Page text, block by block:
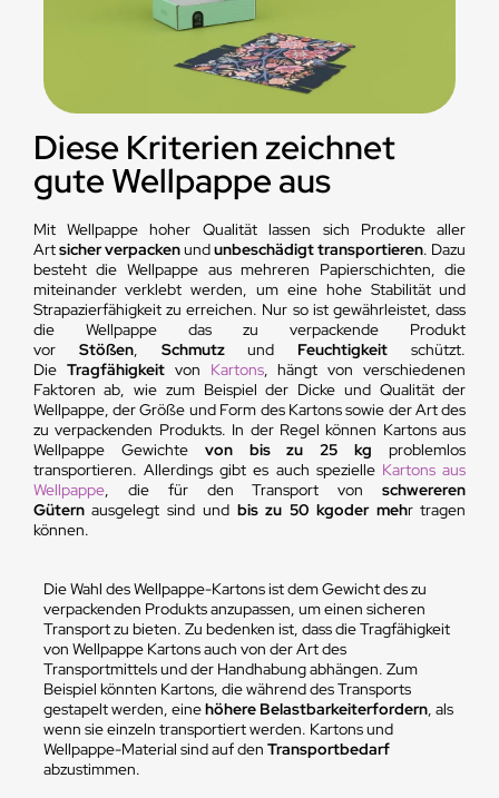
Diese Kriterien zeichnet
gute Wellpappe aus
Mit Wellpappe hoher Qualität lassen sich Produkte aller
Artsicher verpackenundunbeschädigt transportieren. Dazu
besteht die Wellpappe aus mehreren Papierschichten, die
miteinander verklebt werden, um eine hohe Stabilität und
Strapazierfähigkeit zu erreichen. Nur so ist gewährleistet, dass
die Wellpappe das zu verpackende Produkt
vor Stößen, Schmutzund Feuchtigkeit schützt.
Die Tragfähigkeitvon Kartons, hängt von verschiedenen
Faktoren ab, wie zum Beispiel der Dicke und Qualität der
Wellpappe, der Größe und Form des Kartons sowie der Art des
zu verpackenden Produkts. In der Regel können Kartons aus
Wellpappe Gewichte von bis zu 25 kg problemlos
transportieren. Allerdings gibt es auch spezielle Kartons aus
Wellpappe, die für den Transport vonschwereren
Güternausgelegt sind und bis zu 50 kgoder mehr tragen
können.
Die Wahl des Wellpappe-Kartons ist dem Gewicht des zu
verpackenden Produkts anzupassen, um einen sicheren
Transport zu bieten. Zu bedenken ist, dass die Tragfähigkeit
von Wellpappe Kartons auch von der Art des
Transportmittels und der Handhabung abhängen. Zum
Beispiel könnten Kartons, die während des Transports
gestapelt werden, einehöhere Belastbarkeiterfordern, als
wenn sie einzeln transportiert werden. Kartons und
Wellpappe-Material sind auf denTransportbedarf
abzustimmen.